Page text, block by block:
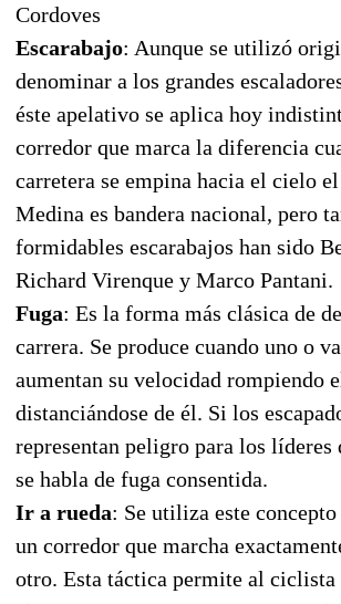
Cordoves
Escarabajo: Aunque se utilizó
denominar a los grandes
éste apelativo se aplica hoy
corredor que marca la diferencia
carretera se empina hacia el cielo
Medina es bandera nacional, pero
formidables escarabajos han sido
Richard Virenque y Marco Pantani.
Fuga: Es la forma más clásica de
carrera. Se produce cuando uno o
aumentan su velocidad rompiendo
distanciándose de él. Si los
representan peligro para los líderes
se habla de fuga consentida.
Ir a rueda: Se utiliza este
un corredor que marcha
otro. Esta táctica permite al ciclista